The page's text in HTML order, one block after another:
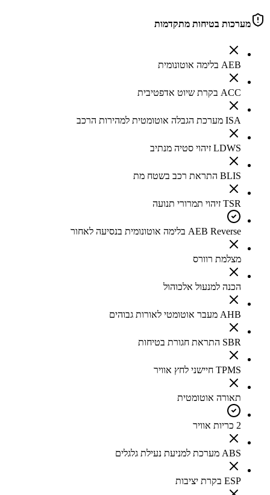
מערכות בטיחות מתקדמות
AEB בלימה אוטונומית
ACC בקרת שיוט אדפטיבית
ISA מערכת הגבלה אוטומטית למהירות הרכב
LDWS זיהוי סטיה מנתיב
BLIS התראת רכב בשטח מת
TSR זיהוי תמרורי תנועה
AEB Reverse בלימה אוטונומית בנסיעה לאחור
מצלמת רוורס
הכנה למנעול אלכוהול
AHB מעבר אוטומטי לאורות גבוהים
SBR התראת חגורת בטיחות
TPMS חיישני לחץ אוויר
תאורה אוטומטית
2 כריות אוויר
ABS מערכת למניעת נעילת גלגלים
ESP בקרת יציבות